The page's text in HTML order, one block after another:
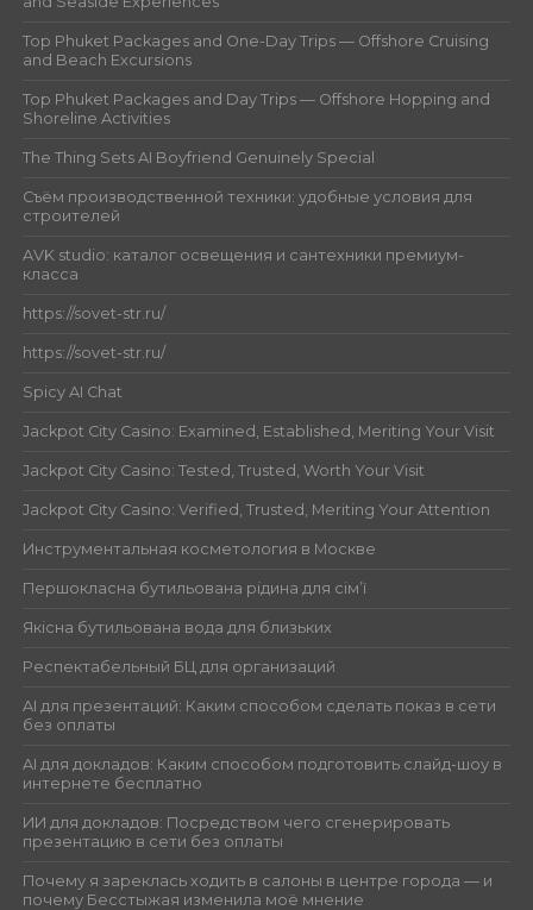
Top Phuket Packages and One-Day Trips — Offshore Cruising
and Beach Excursions
Top Phuket Packages and Day Trips — Offshore Hopping and
Shoreline Activities
The Thing Sets AI Boyfriend Genuinely Special
Съём производственной техники: удобные условия для
строителей
AVK studio: каталог освещения и сантехники премиум-
класса
https://sovet-str.ru/
https://sovet-str.ru/
Spicy AI Chat
Jackpot City Casino: Examined, Established, Meriting Your Visit
Jackpot City Casino: Tested, Trusted, Worth Your Visit
Jackpot City Casino: Verified, Trusted, Meriting Your Attention
Инструментальная косметология в Москве
Першокласна бутильована рідина для сім’ї
Якісна бутильована вода для близьких
Респектабельный БЦ для организаций
AI для презентаций: Каким способом сделать показ в сети
без оплаты
AI для докладов: Каким способом подготовить слайд-шоу в
интернете бесплатно
ИИ для докладов: Посредством чего сгенерировать
презентацию в сети без оплаты
Почему я зареклась ходить в салоны в центре города — и
почему Бесстыжая изменила моё мнение